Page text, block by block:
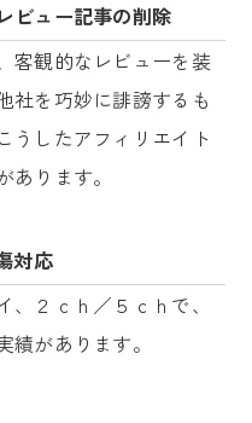
ビュー記事の削除
客観的なレビューを装
社を巧妙に誹謗するも
うしたアフィリエイト
ります。
対応
２ｃｈ／５ｃｈで、
があります。